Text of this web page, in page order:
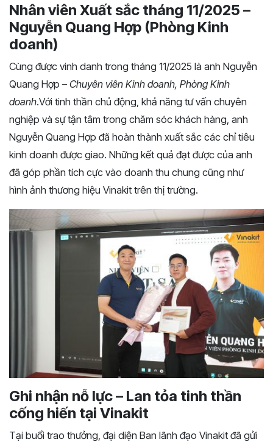
Nhân viên Xuất sắc tháng 11/2025 –
Nguyễn Quang Hợp (Phòng Kinh
doanh)
Cùng được vinh danh trong tháng 11/2025 là anh Nguyễn
Quang Hợp – Chuyên viên Kinh doanh, Phòng Kinh
doanh.Với tinh thần chủ động, khả năng tư vấn chuyên
nghiệp và sự tận tâm trong chăm sóc khách hàng, anh
Nguyễn Quang Hợp đã hoàn thành xuất sắc các chỉ tiêu
kinh doanh được giao. Những kết quả đạt được của anh
đã góp phần tích cực vào doanh thu chung cũng như
hình ảnh thương hiệu Vinakit trên thị trường.
Ghi nhận nỗ lực – Lan tỏa tinh thần
cống hiến tại Vinakit
Tại buổi trao thưởng, đại diện Ban lãnh đạo Vinakit đã gửi